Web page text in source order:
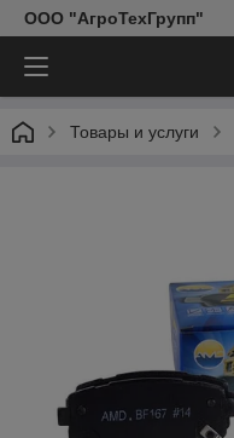
ООО "АгроТехГрупп"
Товары и услуги